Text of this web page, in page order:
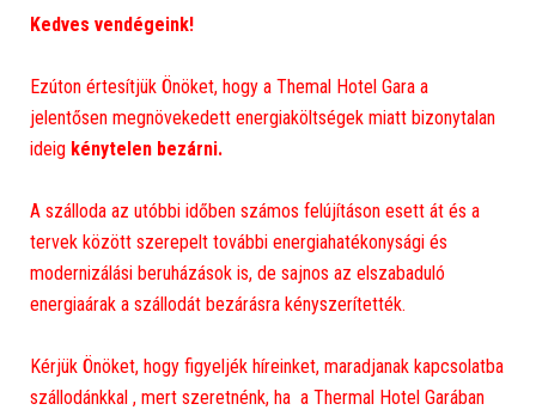
Kedves vendégeink!
Ezúton értesítjük Önöket, hogy a Themal Hotel Gara a
jelentősen megnövekedett energiaköltségek miatt bizonytalan
ideig kénytelen bezárni.
A szálloda az utóbbi időben számos felújításon esett át és a
tervek között szerepelt további energiahatékonysági és
modernizálási beruházások is, de sajnos az elszabaduló
energiaárak a szállodát bezárásra kényszerítették.
Kérjük Önöket, hogy figyeljék híreinket, maradjanak kapcsolatba
szállodánkkal , mert szeretnénk, ha a Thermal Hotel Garában